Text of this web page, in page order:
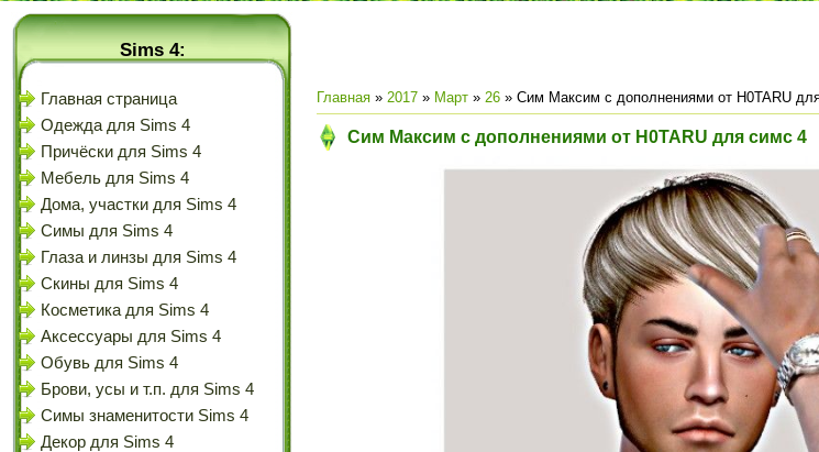
Sims 4:
Главная страница
Одежда для Sims 4
Причёски для Sims 4
Мебель для Sims 4
Дома, участки для Sims 4
Симы для Sims 4
Глаза и линзы для Sims 4
Скины для Sims 4
Косметика для Sims 4
Аксессуары для Sims 4
Обувь для Sims 4
Брови, усы и т.п. для Sims 4
Симы знаменитости Sims 4
Декор для Sims 4
Главная » 2017 » Март » 26 » Сим Максим с дополнениями от H0TARU
Сим Максим с дополнениями от H0TARU для симс 4